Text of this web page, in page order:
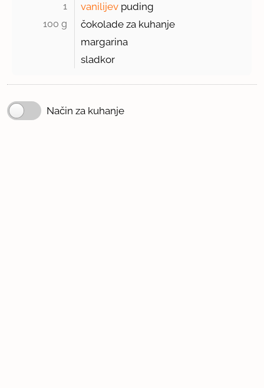
1 vanilijev puding
100 g
čokolade za kuhanje
margarina
sladkor
Način za kuhanje